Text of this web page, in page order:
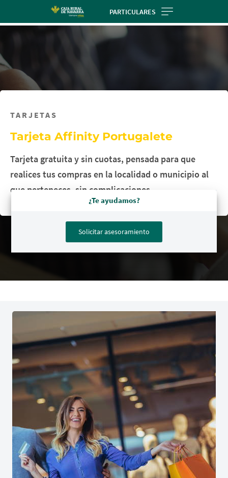
main
PARTICULARES
TARJETAS
Tarjeta Affinity Portugalete
Tarjeta gratuita y sin cuotas, pensada para que
realices tus compras en la localidad o municipio al
que perteneces, sin complicaciones.
¿Te ayudamos?
Solicitar asesoramiento